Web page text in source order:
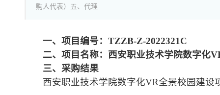
购人代表）五、代理
一、项目编号：TZZB-Z-2022321C
二、项目名称：西安职业技术学院数字化
三、 采购结果
西安职业技术学院数字化VR全景校园建设